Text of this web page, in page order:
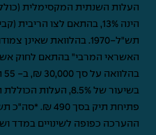
העלות השנתית המקסימלית
הינה 13%, בהתאם לצו
תש"ל-1970. בהלוואת